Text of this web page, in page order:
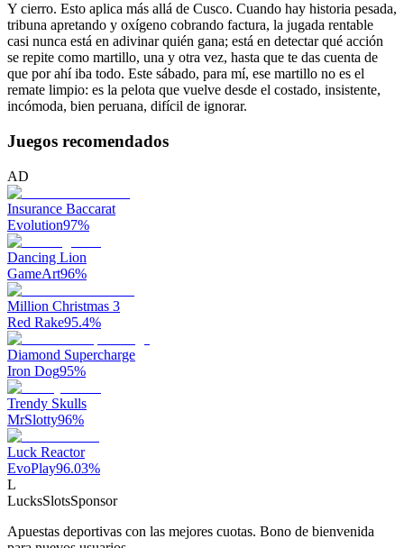
Y cierro. Esto aplica más allá de Cusco. Cuando hay historia pesada,
tribuna apretando y oxígeno cobrando factura, la jugada rentable
casi nunca está en adivinar quién gana; está en detectar qué acción
se repite como martillo, una y otra vez, hasta que te das cuenta de
que por ahí iba todo. Este sábado, para mí, ese martillo no es el
remate limpio: es la pelota que vuelve desde el costado, insistente,
incómoda, bien peruana, difícil de ignorar.
Juegos recomendados
AD
Insurance Baccarat
Evolution97%
Dancing Lion
GameArt96%
Million Christmas 3
Red Rake95.4%
Diamond Supercharge
Iron Dog95%
Trendy Skulls
MrSlotty96%
Luck Reactor
EvoPlay96.03%
L
LucksSlotsSponsor
Apuestas deportivas con las mejores cuotas. Bono de bienvenida